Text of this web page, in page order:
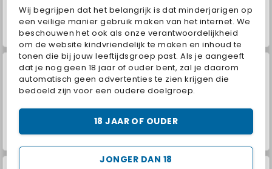
Wij begrijpen dat het belangrijk is dat minderjarigen op
een veilige manier gebruik maken van het internet. We
beschouwen het ook als onze verantwoordelijkheid
om de website kindvriendelijk te maken en inhoud te
tonen die bij jouw leeftijdsgroep past. Als je aangeeft
dat je nog geen 18 jaar of ouder bent, zal je daarom
automatisch geen advertenties te zien krijgen die
bedoeld zijn voor een oudere doelgroep.
JONGER DAN 18
18 JAAR OF OUDER
VegaMix Da Vinci Puzzles Hidden Object: Street of Secrets